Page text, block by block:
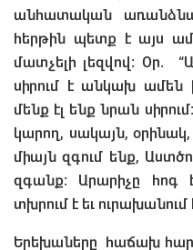
անհատական
հերթին պետք է այս
մատչելի լեզվով։ Օր.
սիրում է անկախ ամեն
մենք էլ ենք նրան
կարող, սակայն, օրինակ,
միայն զգում ենք,
զգանք։ Արարիչը
տխրում է եւ ուրախանում
Երեխաները հաճախ